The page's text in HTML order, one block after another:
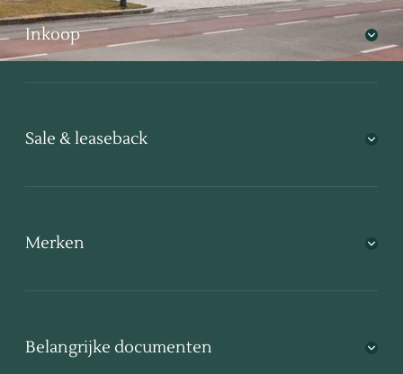
Inkoop
Sale & leaseback
Merken
Belangrijke documenten